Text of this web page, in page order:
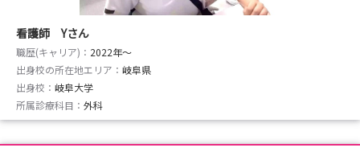
看護師 Yさん
職歴(キャリア)： 2022年〜
出身校の所在地エリア： 岐阜県
出身校： 岐阜大学
所属診療科目： 外科